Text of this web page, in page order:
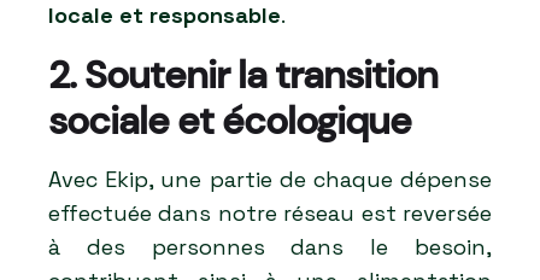
locale et responsable.
2. Soutenir la transition
sociale et écologique
Avec Ekip, une partie de chaque dépense
effectuée dans notre réseau est reversée
à des personnes dans le besoin,